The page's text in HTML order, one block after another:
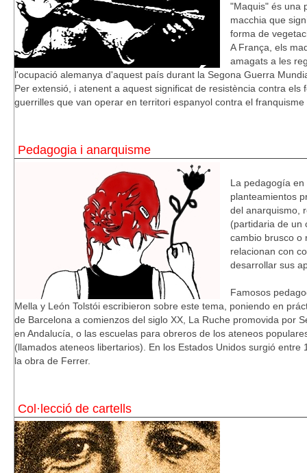
"Maquis" és una
macchia que
forma de
A França, els
amagats a les
l'ocupació alemanya d'aquest país durant la Segona Guerra
Per extensió, i atenent a aquest significat de resistència contra
guerrilles que van operar en territori espanyol contra el
Pedagogia i anarquisme
La pedagogía
planteamientos
del anarquismo,
(partidaria de un
cambio brusco o
relacionan con
desarrollar sus
Famosos
Mella y León Tolstói escribieron sobre este tema, poniendo en
de Barcelona a comienzos del siglo XX, La Ruche promovida por
en Andalucía, o las escuelas para obreros de los ateneos
(llamados ateneos libertarios). En los Estados Unidos surgió
la obra de Ferrer.
Col·lecció de cartells